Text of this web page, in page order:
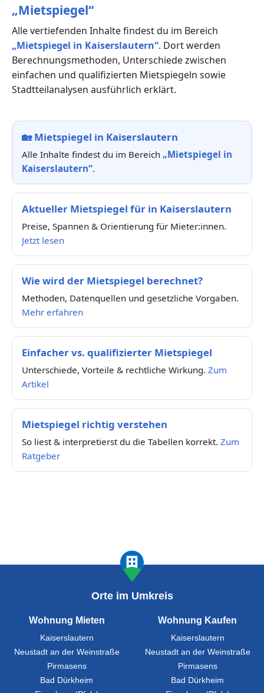
„Mietspiegel“
Alle vertiefenden Inhalte findest du im Bereich
„Mietspiegel in Kaiserslautern“. Dort werden
Berechnungsmethoden, Unterschiede zwischen
einfachen und qualifizierten Mietspiegeln sowie
Stadtteilanalysen ausführlich erklärt.
🏡Mietspiegel in Kaiserslautern
Alle Inhalte findest du im Bereich „Mietspiegel in
Kaiserslautern“.
Aktueller Mietspiegel für in Kaiserslautern
Preise, Spannen & Orientierung für Mieter:innen.
Jetzt lesen
Wie wird der Mietspiegel berechnet?
Methoden, Datenquellen und gesetzliche Vorgaben.
Mehr erfahren
Einfacher vs. qualifizierter Mietspiegel
Unterschiede, Vorteile & rechtliche Wirkung. Zum
Artikel
Mietspiegel richtig verstehen
So liest & interpretierst du die Tabellen korrekt. Zum
Ratgeber
Orte im Umkreis
Wohnung Mieten
Kaiserslautern
Neustadt an der Weinstraße
Pirmasens
Bad Dürkheim
Wohnung Kaufen
Kaiserslautern
Neustadt an der Weinstraße
Pirmasens
Bad Dürkheim